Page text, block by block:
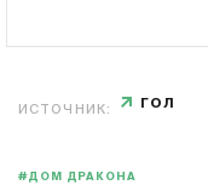
ИСТОЧНИК: ГОЛ
#ДОМ ДРАКОНА